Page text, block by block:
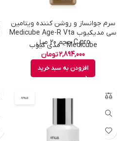
سرم جوانساز و روشن کننده ویتامین
سی مدیکیوب Medicube Age-R Vta
C pro حجم 20 میل
Medicube - مدی کیوب
2,894,000تومان
افزودن به سبد خرید